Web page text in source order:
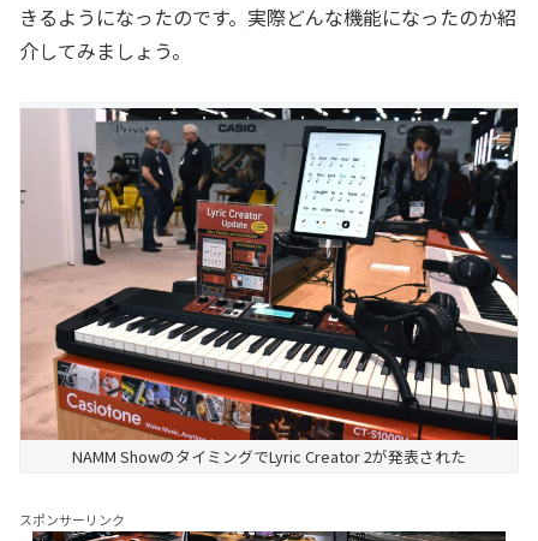
きるようになったのです。実際どんな機能になったのか紹
介してみましょう。
NAMM ShowのタイミングでLyric Creator 2が発表された
スポンサーリンク